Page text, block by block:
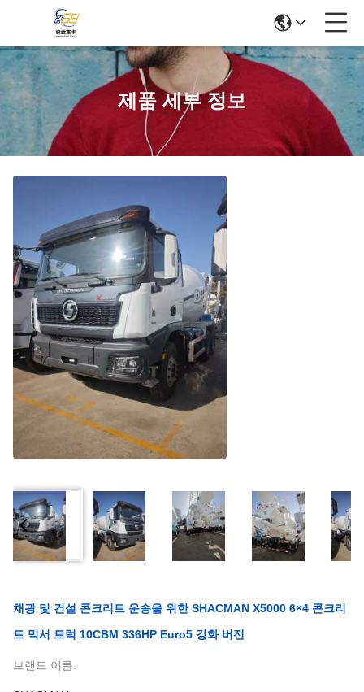
제품 세부 정보
채광 및 건설 콘크리트 운송을 위한 SHACMAN X5000 6×4 콘크리
트 믹서 트럭 10CBM 336HP Euro5 강화 버전
브랜드 이름: